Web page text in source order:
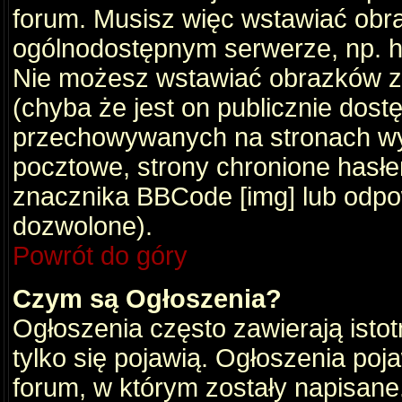
forum. Musisz więc wstawiać
ogólnodostępnym serwerze, np.
Nie możesz wstawiać obrazków
(chyba że jest on publicznie
przechowywanych na stronach
pocztowe, strony chronione
znacznika BBCode [img] lub
dozwolone).
Powrót do góry
Czym są Ogłoszenia?
Ogłoszenia często zawierają
tylko się pojawią. Ogłoszenia
forum, w którym zostały